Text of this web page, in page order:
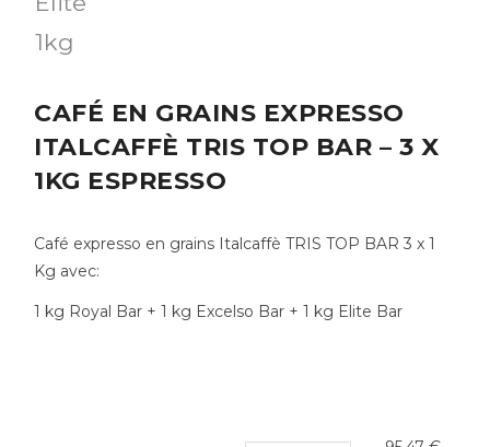
CAFÉ EN GRAINS EXPRESSO
ITALCAFFÈ TRIS TOP BAR – 3 X
1KG ESPRESSO
Café expresso en grains Italcaffè TRIS TOP BAR 3 x 1
Kg avec:
1 kg Royal Bar + 1 kg Excelso Bar + 1 kg Elite Bar